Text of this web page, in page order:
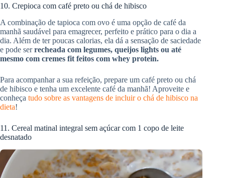
10. Crepioca com café preto ou chá de hibisco
A combinação de tapioca com ovo é uma opção de café da
manhã saudável para emagrecer, perfeito e prático para o dia a
dia. Além de ter poucas calorias, ela dá a sensação de saciedade
e pode serrecheada com legumes, queijos lights ou até
mesmo com cremes fit feitos com whey protein.
Para acompanhar a sua refeição, prepare um café preto ou chá
de hibisco e tenha um excelente café da manhã! Aproveite e
conheça tudo sobre as vantagens de incluir o chá de hibisco na
dieta!
11. Cereal matinal integral sem açúcar com 1 copo de leite
desnatado